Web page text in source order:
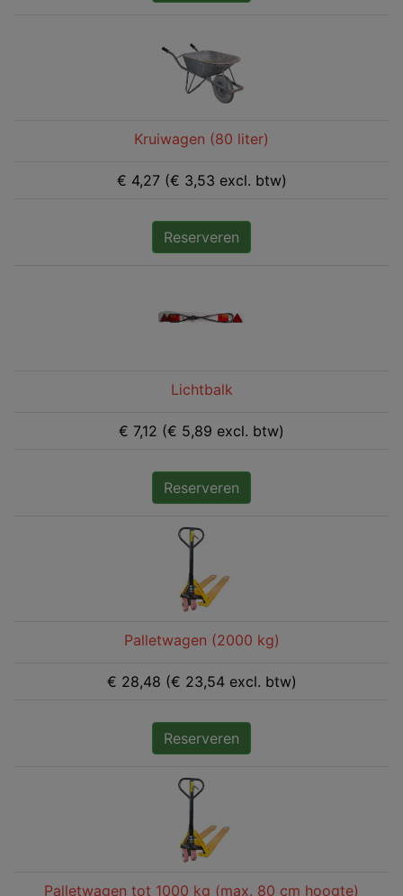
Kruiwagen (80 liter)
€ 4,27 (€ 3,53 excl. btw)
Reserveren
Lichtbalk
€ 7,12 (€ 5,89 excl. btw)
Reserveren
Palletwagen (2000 kg)
€ 28,48 (€ 23,54 excl. btw)
Reserveren
Palletwagen tot 1000 kg (max. 80 cm hoogte)